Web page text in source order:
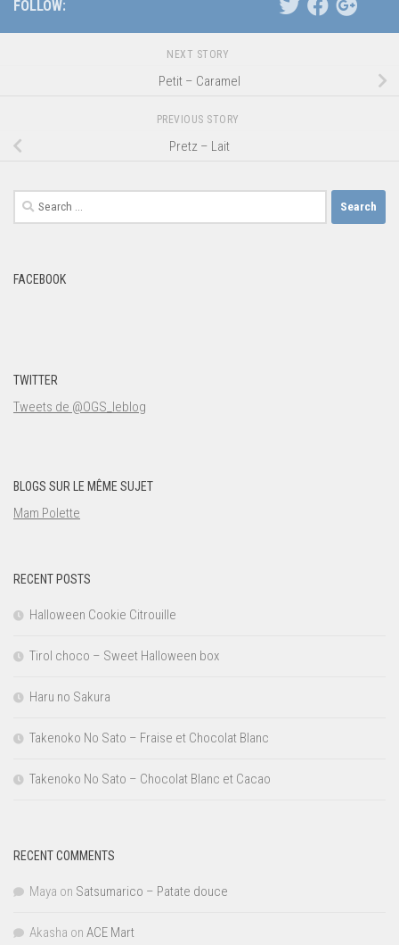
FOLLOW:
NEXT STORY
Petit – Caramel
PREVIOUS STORY
Pretz – Lait
Search
for:
FACEBOOK
TWITTER
Tweets de @OGS_leblog
BLOGS SUR LE MÊME SUJET
Mam Polette
RECENT POSTS
Halloween Cookie Citrouille
Tirol choco – Sweet Halloween box
Haru no Sakura
Takenoko No Sato – Fraise et Chocolat Blanc
Takenoko No Sato – Chocolat Blanc et Cacao
RECENT COMMENTS
Maya on Satsumarico – Patate douce
Akasha on ACE Mart